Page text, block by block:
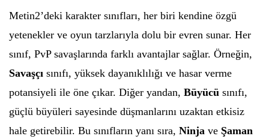
Metin2’deki karakter sınıfları, her biri kendine özgü
yetenekler ve oyun tarzlarıyla dolu bir evren sunar. Her
sınıf, PvP savaşlarında farklı avantajlar sağlar. Örneğin,
Savaşçı sınıfı, yüksek dayanıklılığı ve hasar verme
potansiyeli ile öne çıkar. Diğer yandan, Büyücü sınıfı,
güçlü büyüleri sayesinde düşmanlarını uzaktan etkisiz
hale getirebilir. Bu sınıfların yanı sıra, Ninja ve Şaman